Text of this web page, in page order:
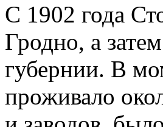
С 1902 года
Гродно, а
губернии. В
проживало